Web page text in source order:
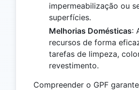
impermeabilização ou
superfícies.
Melhorias Domésticas:
recursos de forma
tarefas de limpeza,
revestimento.
Compreender o GPF